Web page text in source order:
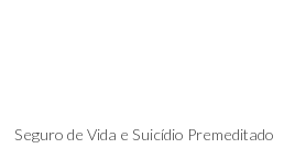
Seguro de Vida e Suicídio Premeditado